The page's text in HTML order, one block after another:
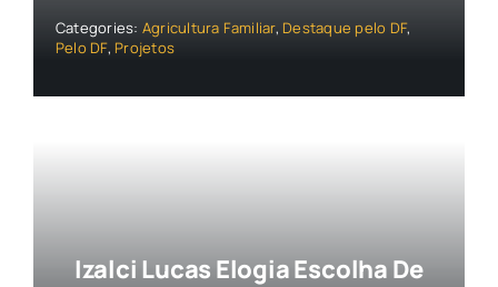
Categories: Agricultura Familiar, Destaque pelo DF,
Pelo DF, Projetos
Izalci Lucas Elogia Escolha De